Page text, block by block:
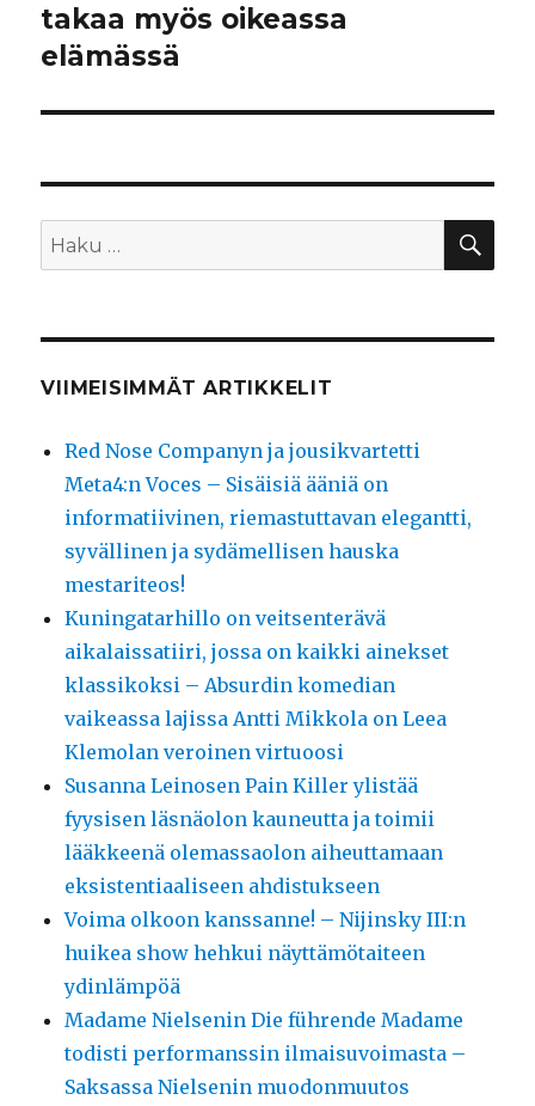
takaa myös oikeassa
elämässä
Etsi:
VIIMEISIMMÄT ARTIKKELIT
Red Nose Companyn ja jousikvartetti
Meta4:n Voces – Sisäisiä ääniä on
informatiivinen, riemastuttavan elegantti,
syvällinen ja sydämellisen hauska
mestariteos!
Kuningatarhillo on veitsenterävä
aikalaissatiiri, jossa on kaikki ainekset
klassikoksi – Absurdin komedian
vaikeassa lajissa Antti Mikkola on Leea
Klemolan veroinen virtuoosi
Susanna Leinosen Pain Killer ylistää
fyysisen läsnäolon kauneutta ja toimii
lääkkeenä olemassaolon aiheuttamaan
eksistentiaaliseen ahdistukseen
Voima olkoon kanssanne! – Nijinsky III:n
huikea show hehkui näyttämötaiteen
ydinlämpöä
Madame Nielsenin Die führende Madame
todisti performanssin ilmaisuvoimasta –
Saksassa Nielsenin muodonmuutos